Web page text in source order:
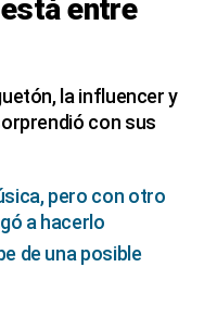
entre
la influencer y
con sus
pero con otro
a hacerlo
de una posible